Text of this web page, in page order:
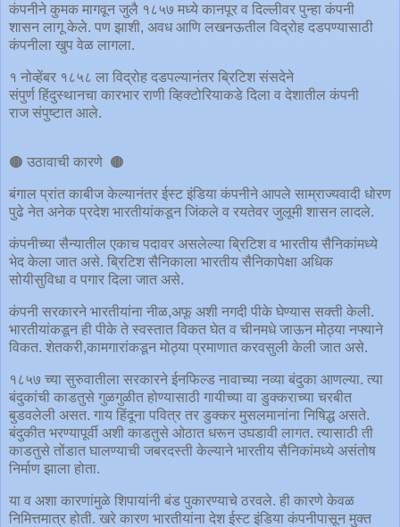
कंपनीने कुमक मागवून जुलै १८५७ मध्ये कानपूर व दिल्लीवर पुन्हा कंपनी
शासन लागू केले. पण झाशी, अवध आणि लखनऊतील विद्रोह दडपण्यासाठी
कंपनीला खुप वेळ लागला.
१ नोव्हेंबर १८५८ ला विद्रोह दडपल्यानंतर ब्रिटिश संसदेने
संपुर्ण हिंदुस्थानचा कारभार राणी व्हिक्टोरियाकडे दिला व देशातील कंपनी
राज संपुष्टात आले.
🟤 उठावाची कारणे 🟤
बंगाल प्रांत काबीज केल्यानंतर ईस्ट इंडिया कंपनीने आपले साम्राज्यवादी धोरण
पुढे नेत अनेक प्रदेश भारतीयांकडून जिंकले व रयतेवर जुलूमी शासन लादले.
कंपनीच्या सैन्यातील एकाच पदावर असलेल्या ब्रिटिश व भारतीय सैनिकांमध्ये
भेद केला जात असे. ब्रिटिश सैनिकाला भारतीय सैनिकापेक्षा अधिक
सोयीसुविधा व पगार दिला जात असे.
कंपनी सरकारने भारतीयांना नीळ,अफू अशी नगदी पीके घेण्यास सक्ती केली.
भारतीयांकडून ही पीके ते स्वस्तात विकत घेत व चीनमधे जाऊन मोठ्या नफ्याने
विकत. शेतकरी,कामगारांकडून मोठ्या प्रमाणात करवसुली केली जात असे.
१८५७ च्या सुरुवातीला सरकारने ईनफिल्ड नावाच्या नव्या बंदुका आणल्या. त्या
बंदुकांची काडतुसे गुळगुळीत होण्यासाठी गायीच्या वा डुक्कराच्या चरबीत
बुडवलेली असत. गाय हिंदूना पवित्र तर डुक्कर मुसलमानांना निषिद्ध असते.
बंदुकीत भरण्यापूर्वी अशी काडतुसे ओठात धरून उघडावी लागत. त्यासाठी ती
काडतुसे तोंडात घालण्याची जबरदस्ती केल्याने भारतीय सैनिकांमध्ये असंतोष
निर्माण झाला होता.
या व अशा कारणांमुळे शिपायांनी बंड पुकारण्याचे ठरवले. ही कारणे केवळ
निमित्तमात्र होती. खरे कारण भारतीयांना देश ईस्ट इंडिया कंपनीपासून मुक्त